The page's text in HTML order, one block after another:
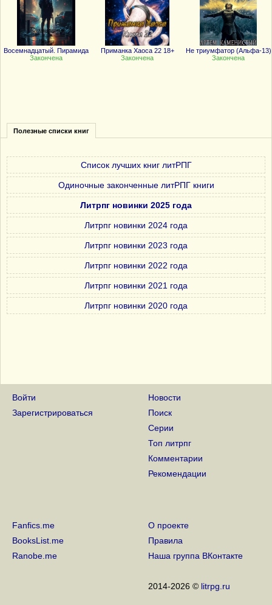
Восемнадцатый. Пирамида
Закончена
Приманка Хаоса 22 18+
Закончена
Не триумфатор (Альфа-13)
Закончена
Полезные списки книг
Список лучших книг литРПГ
Одиночные законченные литРПГ книги
Литрпг новинки 2025 года
Литрпг новинки 2024 года
Литрпг новинки 2023 года
Литрпг новинки 2022 года
Литрпг новинки 2021 года
Литрпг новинки 2020 года
Войти
Зарегистрироваться
Новости
Поиск
Серии
Топ литрпг
Комментарии
Рекомендации
Fanfics.me
BooksList.me
Ranobe.me
О проекте
Правила
Наша группа ВКонтакте
2014-2026 © litrpg.ru